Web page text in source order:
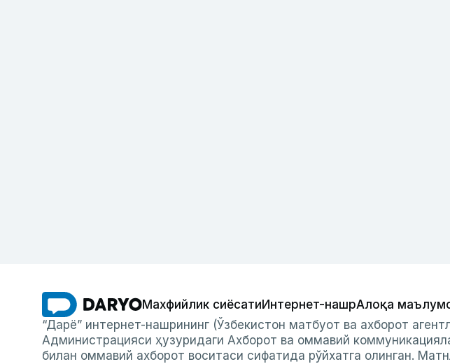
Махфийлик сиёсатиИнтернет-нашрАлоқа
“Дарё” интернет-нашрининг (Ўзбекистон матбуот ва ахборот
Администрацияси ҳузуридаги Ахборот ва оммавий
билан оммавий ахборот воситаси сифатида рўйхатга олинган.